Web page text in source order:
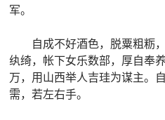
军。
自成不好酒色，脱粟粗粝
纨绮，帐下女乐数部，厚自奉
万，用山西举人吉珪为谋主。
需，若左右手。